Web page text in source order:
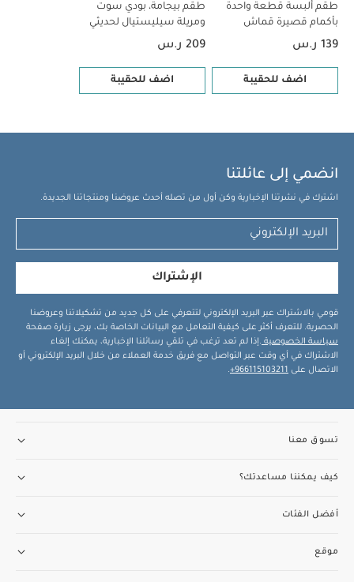
طقم ألبسة قطعة واحدة
بأكمام قصيرة قماش
عضوي بلون أبيض - 5 قطع
139 ر.س
اضف للحقيبة
طقم بيجامة، بودي سوت
ومريلة سيليستيال لحديثي
الولادة، 5 قطع
209 ر.س
اضف للحقيبة
انضمي إلى عائلتنا
اشترك في نشرتنا الإخبارية وكن أول من تصله أحدث عروضنا ومنتجاتنا الجديدة.
الإشتراك
قومي بالاشتراك عبر البريد الإلكتروني لتتعرفي على كل جديد من تشكيلاتنا وعروضنا
الحصرية. للتعرف أكثر على كيفية التعامل مع البيانات الخاصة بك، يرجى زيارة صفحة
سياسة الخصوصية .إذا لم تعد ترغب في تلقي رسائلنا الإخبارية، يمكنك إلغاء
الاشتراك في أي وقت عبر التواصل مع فريق خدمة العملاء من خلال البريد الإلكتروني أو
الاتصال على 966115103211+
.
تسوق معنا
كيف يمكننا مساعدتك؟
أفضل الفئات
موقع